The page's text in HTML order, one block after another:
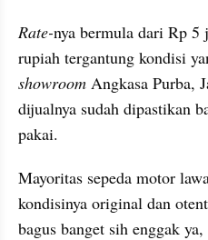
Rate-nya bermula dari Rp 5
showroom Angkasa Purba,
dijualnya sudah dipastikan
pakai.
Mayoritas sepeda motor
kondisinya original dan
bagus banget sih enggak